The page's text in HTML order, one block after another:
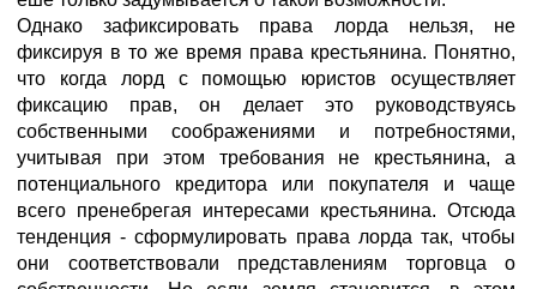
Однако зафиксировать права лорда нельзя, не
фиксируя в то же время права крестьянина. Понятно,
что когда лорд с помощью юристов осуществляет
фиксацию прав, он делает это руководствуясь
собственными соображениями и потребностями,
учитывая при этом требования не крестьянина, а
потенциального кредитора или покупателя и чаще
всего пренебрегая интересами крестьянина. Отсюда
тенденция - сформулировать права лорда так, чтобы
они соответствовали представлениям торговца о